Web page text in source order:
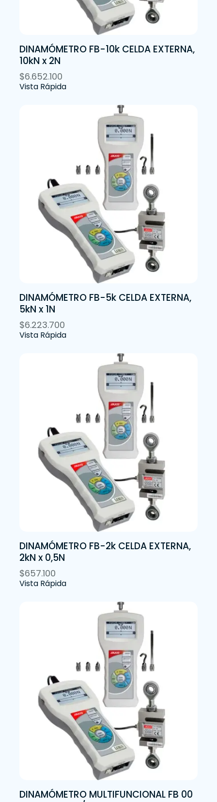
DINAMÓMETRO FB-10k CELDA EXTERNA,
10kN x 2N
$6.652.100
Vista Rápida
DINAMÓMETRO FB-5k CELDA EXTERNA,
5kN x 1N
$6.223.700
Vista Rápida
DINAMÓMETRO FB-2k CELDA EXTERNA,
2kN x 0,5N
$657.100
Vista Rápida
DINAMÓMETRO MULTIFUNCIONAL FB 00